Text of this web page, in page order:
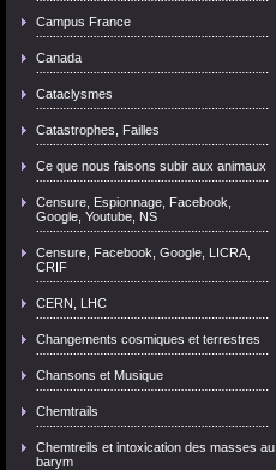
Campus France
Canada
Cataclysmes
Catastrophes, Failles
Ce que nous faisons subir aux animaux
Censure, Espionnage, Facebook,
Google, Youtube, NS
Censure, Facebook, Google, LICRA,
CRIF
CERN, LHC
Changements cosmiques et terrestres
Chansons et Musique
Chemtrails
Chemtreils et intoxication des masses au
barym